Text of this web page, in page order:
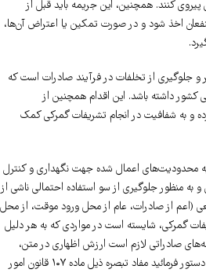
امور گمرکی پیروی کنند. همچنین، این جریمه باید قبل از
اخذ شود و در صورت تمکین یا اعتراض آن‌ها،
و جلوگیری از تخلفات در فرآیند صادرات است که
کشور داشته باشد. این اقدام همچنین از
و به شفافیت در انجام تشریفات گمرکی کمک
محدودیت‌های اعمال شده جهت نگهداری و کنترل
به منظور جلوگیری از سو استفاده احتمالی ناشی از
(اعم از صادرات، عام از محل ورود موقت، از محل
گمرکی، شایسته است در مواردی که به هر دلیل
صادراتی لازم است ارزش اظهاری در متن،
اظهارنامه اصلاح به ویژه افزایش یابد، دستور فرمائید مفاد تبصره ذیل ماده ۱۰۷ قانون امور